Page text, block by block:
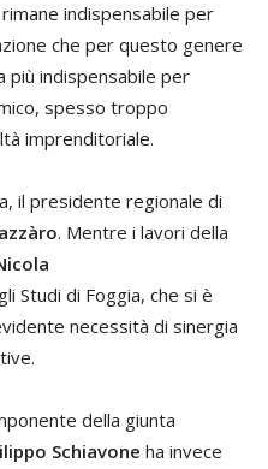
indispensabile per
che per questo genere
più indispensabile per
spesso troppo
imprenditoriale.
il presidente regionale di
. Mentre i lavori della
Studi di Foggia, che si è
necessità di sinergia
della giunta
Schiavone ha invece